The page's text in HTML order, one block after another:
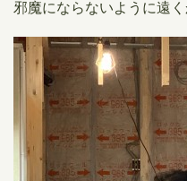
邪魔にならないように遠